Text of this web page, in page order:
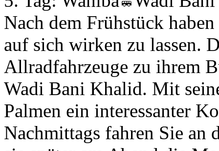
Nach dem Frühstück
auf sich wirken zu lassen.
Allradfahrzeuge zu ihrem
Wadi Bani Khalid. Mit
Palmen ein interessanter
Nachmittags fahren Sie an